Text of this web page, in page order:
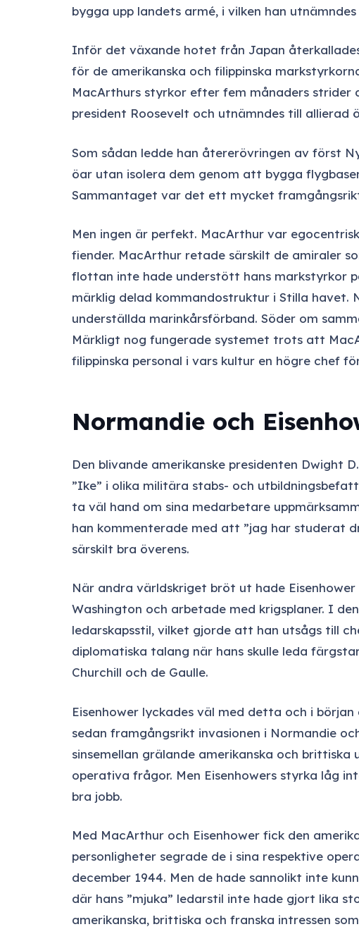
bygga upp landets armé, i vilken han
Inför det växande hotet från Japan
för de amerikanska och filippinska
MacArthurs styrkor efter fem månaders
president Roosevelt och utnämndes till allierad
Som sådan ledde han återerövringen av först
öar utan isolera dem genom att bygga
Sammantaget var det ett mycket
Men ingen är perfekt. MacArthur var
fiender. MacArthur retade särskilt de amiraler
flottan inte hade understött hans markstyrkor
märklig delad kommandostruktur i Stilla havet.
underställda marinkårsförband. Söder om
Märkligt nog fungerade systemet trots att
filippinska personal i vars kultur en högre chef
Normandie och
Den blivande amerikanske presidenten Dwight
”Ike” i olika militära stabs- och
ta väl hand om sina medarbetare
han kommenterade med att ”jag har studerat
särskilt bra överens.
När andra världskriget bröt ut hade
Washington och arbetade med krigsplaner. I
ledarskapsstil, vilket gjorde att han utsågs till
diplomatiska talang när hans skulle leda
Churchill och de Gaulle.
Eisenhower lyckades väl med detta och i
sedan framgångsrikt invasionen i Normandie
sinsemellan grälande amerikanska och
operativa frågor. Men Eisenhowers styrka låg
bra jobb.
Med MacArthur och Eisenhower fick den
personligheter segrade de i sina respektive
december 1944. Men de hade sannolikt inte
där hans ”mjuka” ledarstil inte hade gjort lika
amerikanska, brittiska och franska intressen